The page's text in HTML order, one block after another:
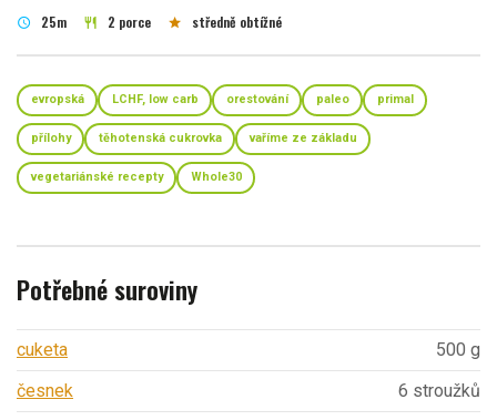
schedule 25m restaurant 2 porce star středně obtížné
evropská LCHF, low carb orestování paleo primal
přílohy těhotenská cukrovka vaříme ze základu
vegetariánské recepty Whole30
Potřebné suroviny
cuketa
500 g
česnek
6 stroužků